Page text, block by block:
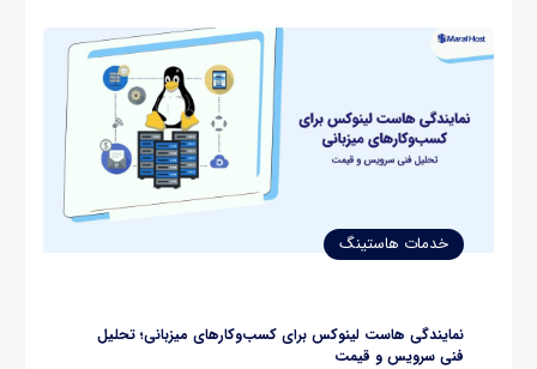
خدمات هاستینگ
نمایندگی هاست لینوکس برای کسب‌وکارهای میزبانی؛ تحلیل
فنی سرویس و قیمت